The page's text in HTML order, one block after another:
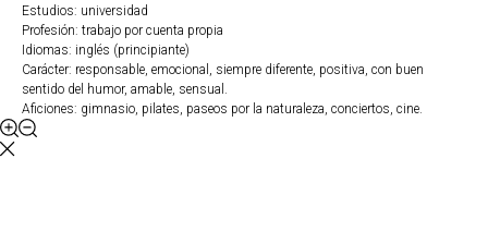
Estudios: universidad
Profesión: trabajo por cuenta propia
Idiomas: inglés (principiante)
Carácter: responsable, emocional, siempre diferente, positiva, con buen
sentido del humor, amable, sensual.
Aficiones: gimnasio, pilates, paseos por la naturaleza, conciertos, cine.